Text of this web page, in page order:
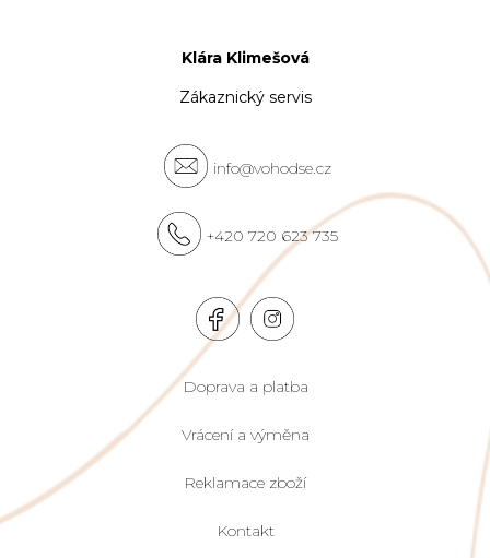
Klára Klimešová
Zákaznický servis
info@vohodse.cz
+420 720 623 735
Doprava a platba
Vrácení a výměna
Reklamace zboží
Kontakt